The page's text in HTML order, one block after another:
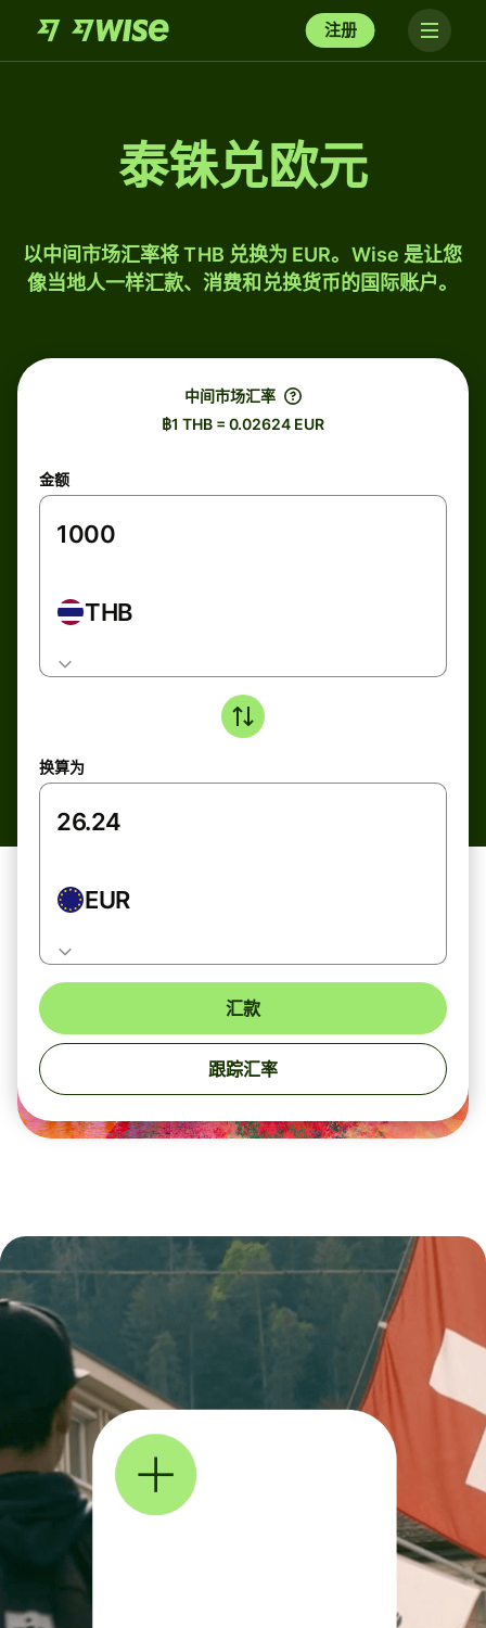
注册
泰铢兑欧元
以中间市场汇率将 THB 兑换为 EUR。Wise 是让您
像当地人一样汇款、消费和兑换货币的国际账户。
中间市场汇率
฿1 THB = 0.02624 EUR
金额
THB
换算为
EUR
汇款
跟踪汇率